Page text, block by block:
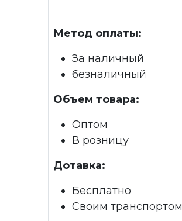
Метод оплаты:
За наличный
безналичный
Объем товара:
Оптом
В розницу
Дотавка:
Бесплатно
Своим транспортом